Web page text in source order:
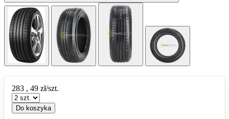
283 , 49 zł/szt.
Do koszyka